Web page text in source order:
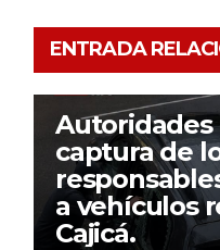
ENTRADA
Autoridades
captura de
a vehículos
Cajicá.